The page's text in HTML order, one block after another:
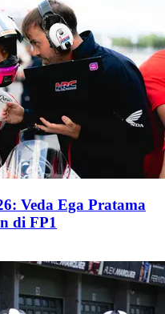
Veda Ega Pratama
di FP1